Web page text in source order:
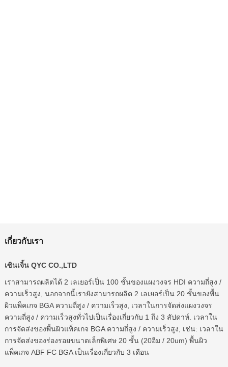
เกี่ยวกับเรา
เซินเจิ้น QYC CO.,LTD
เราสามารถผลิตได้ 2 เลเยอร์เป็น 100 ชั้นของแผงวงจร HDI ความถี่สูง /
ความเร็วสูง, นอกจากนี้เรายังสามารถผลิต 2 เลเยอร์เป็น 20 ชั้นของพื้น
ผิวแพ็คเกจ BGA ความถี่สูง / ความเร็วสูง, เวลาในการจัดส่งแผงวงจร
ความถี่สูง / ความเร็วสูงทั่วไปเป็นเรื่องเกี่ยวกับ 1 ถึง 3 สัปดาห์. เวลาใน
การจัดส่งของพื้นผิวแพ็คเกจ BGA ความถี่สูง / ความเร็วสูง, เช่น: เวลาใน
การจัดส่งของร่องรอยขนาดเล็กพิเศษ 20 ชั้น (20อืม / 20um) พื้นผิว
แพ็คเกจ ABF FC BGA เป็นเรื่องเกี่ยวกับ 3 เดือน